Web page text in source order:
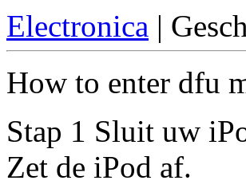
Electronica |
How to enter dfu
Stap 1 Sluit uw
Zet de iPod af.